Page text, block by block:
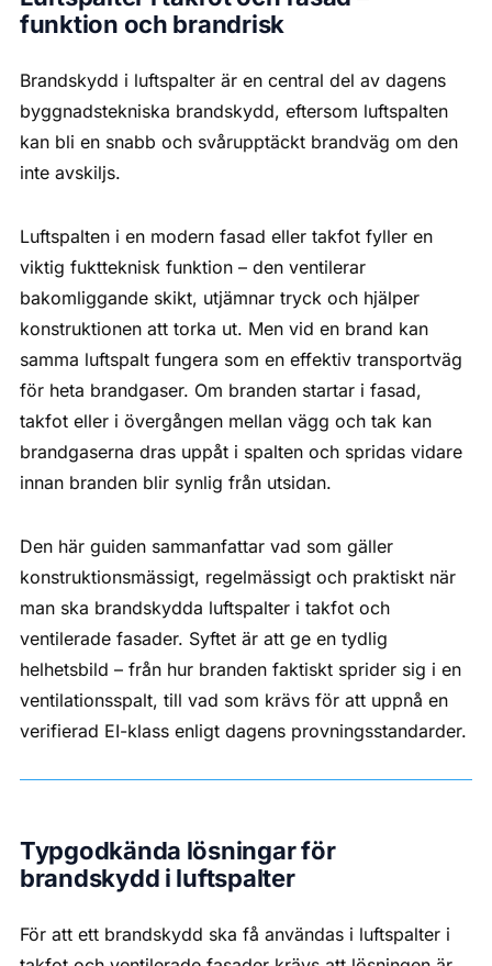
funktion och brandrisk
Brandskydd i luftspalter är en central del av dagens
byggnadstekniska brandskydd, eftersom luftspalten
kan bli en snabb och svårupptäckt brandväg om den
inte avskiljs.
Luftspalten i en modern fasad eller takfot fyller en
viktig fuktteknisk funktion – den ventilerar
bakomliggande skikt, utjämnar tryck och hjälper
konstruktionen att torka ut. Men vid en brand kan
samma luftspalt fungera som en effektiv transportväg
för heta brandgaser. Om branden startar i fasad,
takfot eller i övergången mellan vägg och tak kan
brandgaserna dras uppåt i spalten och spridas vidare
innan branden blir synlig från utsidan.
Den här guiden sammanfattar vad som gäller
konstruktionsmässigt, regelmässigt och praktiskt när
man ska brandskydda luftspalter i takfot och
ventilerade fasader. Syftet är att ge en tydlig
helhetsbild – från hur branden faktiskt sprider sig i en
ventilationsspalt, till vad som krävs för att uppnå en
verifierad EI-klass enligt dagens provningsstandarder.
Typgodkända lösningar för
brandskydd i luftspalter
För att ett brandskydd ska få användas i luftspalter i